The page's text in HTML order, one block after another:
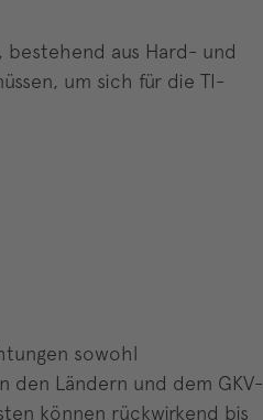
bestehend aus Hard- und
um sich für die TI-
sowohl
den Ländern und dem GKV-
können rückwirkend bis